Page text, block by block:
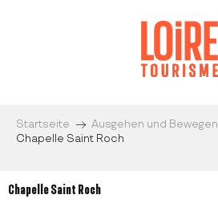
Startseite Ausgehen und Bewegen
Chapelle Saint Roch
Chapelle Saint Roch